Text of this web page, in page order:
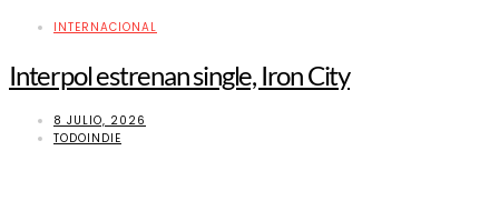
INTERNACIONAL
Interpol estrenan single, Iron City
8 JULIO, 2026
TODOINDIE